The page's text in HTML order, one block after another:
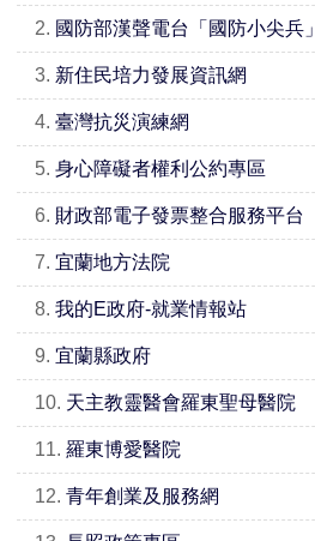
2. 國防部漢聲電台「國防小尖兵」
3. 新住民培力發展資訊網
4. 臺灣抗災演練網
5. 身心障礙者權利公約專區
6. 財政部電子發票整合服務平台
7. 宜蘭地方法院
8. 我的E政府-就業情報站
9. 宜蘭縣政府
10. 天主教靈醫會羅東聖母醫院
11. 羅東博愛醫院
12. 青年創業及服務網